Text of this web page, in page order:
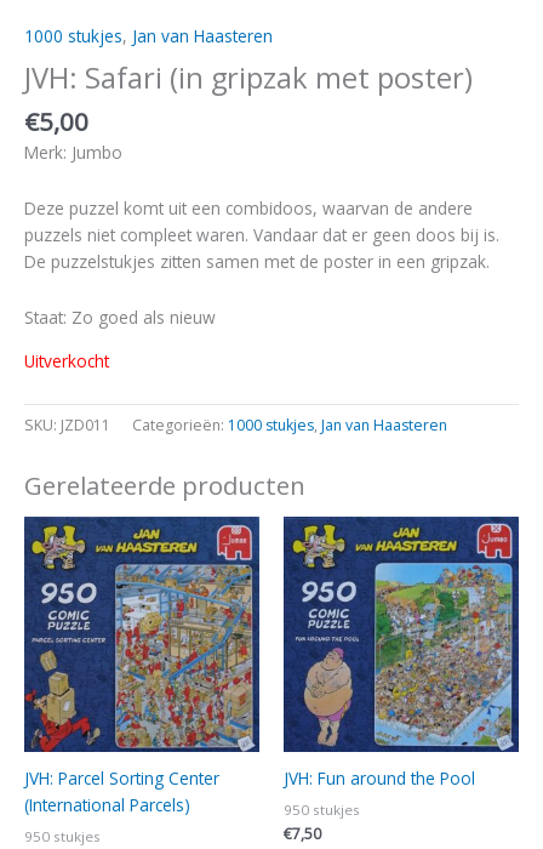
1000 stukjes, Jan van Haasteren
JVH: Safari (in gripzak met poster)
€5,00
Merk: Jumbo
Deze puzzel komt uit een combidoos, waarvan de andere
puzzels niet compleet waren. Vandaar dat er geen doos bij is.
De puzzelstukjes zitten samen met de poster in een gripzak.
Staat: Zo goed als nieuw
Uitverkocht
SKU: JZD011 Categorieën: 1000 stukjes, Jan van Haasteren
Gerelateerde producten
JVH: Parcel Sorting Center
(International Parcels)
950 stukjes
JVH: Fun around the Pool
950 stukjes
€7,50